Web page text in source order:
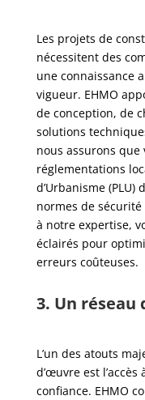
Les projets de
nécessitent des
une connaissance
vigueur. EHMO
de conception, de
solutions
nous assurons
réglementations
d’Urbanisme
normes de sécurité
à notre expertise,
éclairés pour
erreurs coûteuses.
3. Un réseau
L’un des atouts
d’œuvre est
confiance. EHMO